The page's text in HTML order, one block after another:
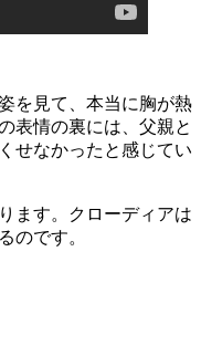
を見て、本当に胸が熱
表情の裏には、父親と
せなかったと感じてい
ます。クローディアは
のです。